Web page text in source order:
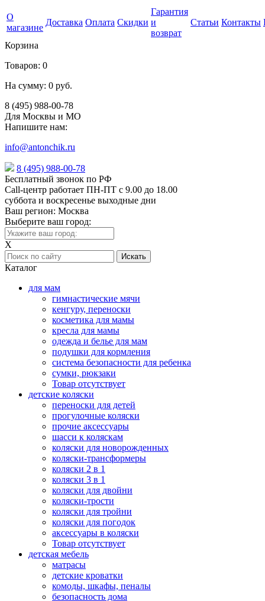
О
магазине
Доставка Оплата Скидки
Гарантия
и
возврат
Статьи Контакты
Корзина
Товаров: 0
На сумму: 0 руб.
8 (495) 988-00-78
Для Москвы и МО
Напишите нам:
info@antonchik.ru
8 (495) 988-00-78
Бесплатный звонок по РФ
Call-центр работает ПН-ПТ с 9.00 до 18.00
суббота и воскресенье выходные дни
Ваш регион: Москва
Выберите ваш город:
X
Каталог
для мам
гимнастические мячи
кенгуру, переноски
косметика для мамы
кресла для мамы
одежда и белье для мам
подушки для кормления
система безопасности для ребенка
сумки, рюкзаки
Товар отсутствует
детские коляски
переноски для детей
прогулочные коляски
прочие аксессуары
шасси к коляскам
коляски для новорожденных
коляски-трансформеры
коляски 2 в 1
коляски 3 в 1
коляски для двойни
коляски-трости
коляски для тройни
коляски для погодок
аксессуары в коляски
Товар отсутствует
детская мебель
матрасы
детские кроватки
комоды, шкафы, пеналы
безопасность дома